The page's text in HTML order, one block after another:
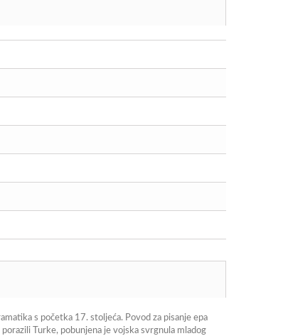
s početka 17. stoljeća. Povod za pisanje epa
Turke, pobunjena je vojska svrgnula mladog